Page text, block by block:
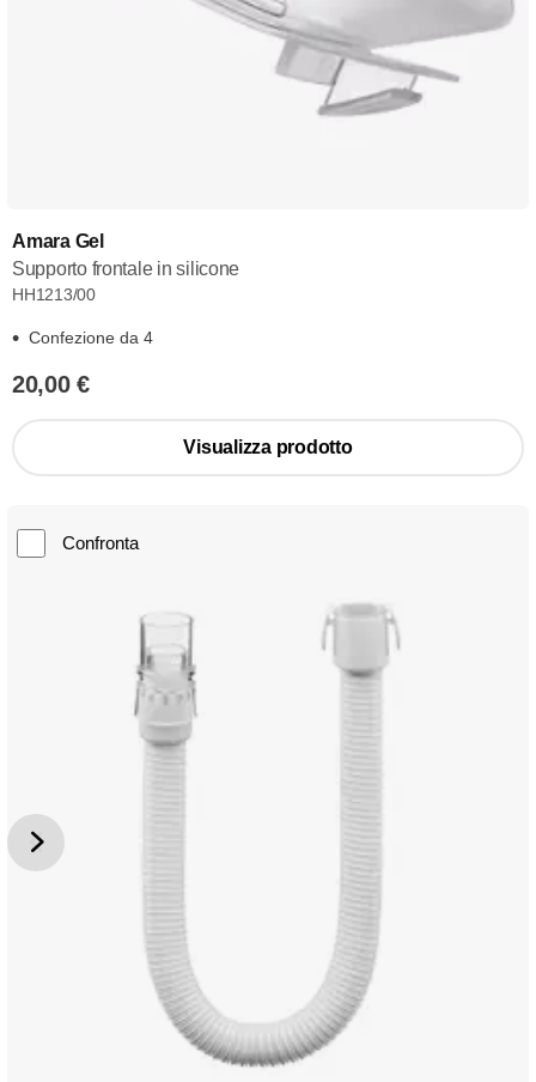
Amara Gel
Supporto frontale in silicone
HH1213/00
Confezione da 4
20,00 €
Visualizza prodotto
Confronta